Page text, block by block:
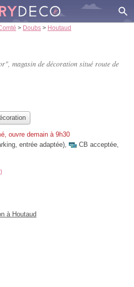
> Doubs > Houtaud
magasin de décoration situé route de
ouvre demain à 9h30
entrée adaptée), CB acceptée,
à Houtaud